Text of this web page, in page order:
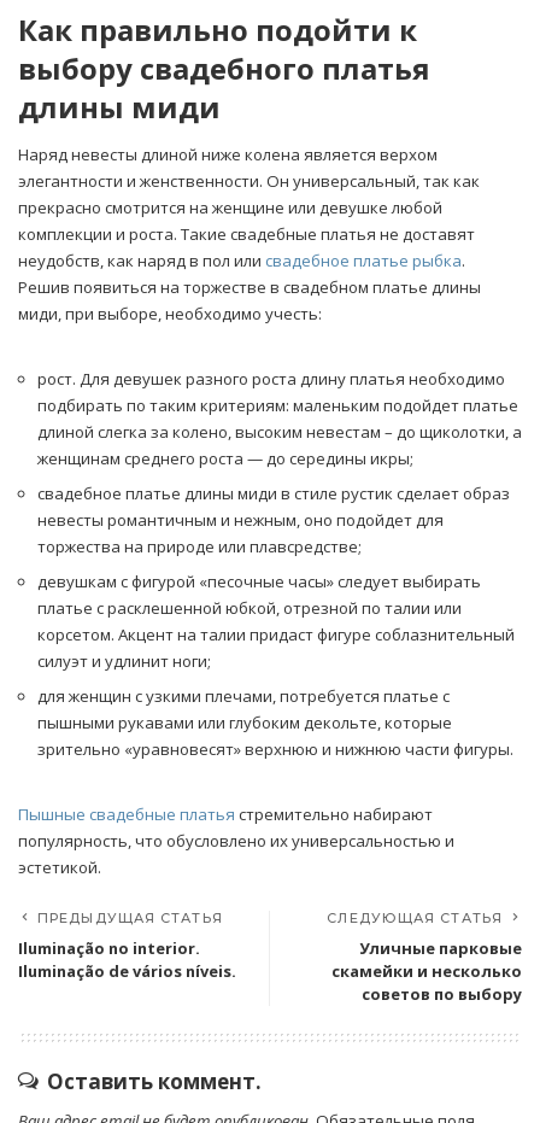
Как правильно подойти к
выбору свадебного платья
длины миди
Наряд невесты длиной ниже колена является верхом
элегантности и женственности. Он универсальный, так как
прекрасно смотрится на женщине или девушке любой
комплекции и роста. Такие свадебные платья не доставят
неудобств, как наряд в пол или свадебное платье рыбка.
Решив появиться на торжестве в свадебном платье длины
миди, при выборе, необходимо учесть:
рост. Для девушек разного роста длину платья необходимо
подбирать по таким критериям: маленьким подойдет платье
длиной слегка за колено, высоким невестам – до щиколотки, а
женщинам среднего роста — до середины икры;
свадебное платье длины миди в стиле рустик сделает образ
невесты романтичным и нежным, оно подойдет для
торжества на природе или плавсредстве;
девушкам с фигурой «песочные часы» следует выбирать
платье с расклешенной юбкой, отрезной по талии или
корсетом. Акцент на талии придаст фигуре соблазнительный
силуэт и удлинит ноги;
для женщин с узкими плечами, потребуется платье с
пышными рукавами или глубоким декольте, которые
зрительно «уравновесят» верхнюю и нижнюю части фигуры.
Пышные свадебные платья стремительно набирают
популярность, что обусловлено их универсальностью и
эстетикой.
ПРЕДЫДУЩАЯ СТАТЬЯ
Iluminação no interior.
Iluminação de vários níveis.
СЛЕДУЮЩАЯ СТАТЬЯ
Уличные парковые
скамейки и несколько
советов по выбору
Оставить коммент.